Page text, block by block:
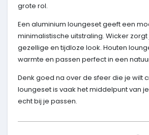
grote rol.
Een aluminium loungeset geeft een
minimalistische uitstraling. Wicker
gezellige en tijdloze look. Houten
warmte en passen perfect in een
Denk goed na over de sfeer die je wilt
loungeset is vaak het middelpunt van
echt bij je passen.